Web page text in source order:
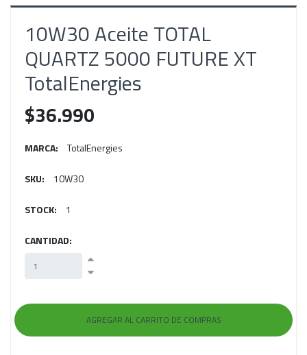
10W30 Aceite TOTAL
QUARTZ 5000 FUTURE XT
TotalEnergies
$36.990
MARCA: TotalEnergies
SKU: 10W30
STOCK: 1
CANTIDAD: